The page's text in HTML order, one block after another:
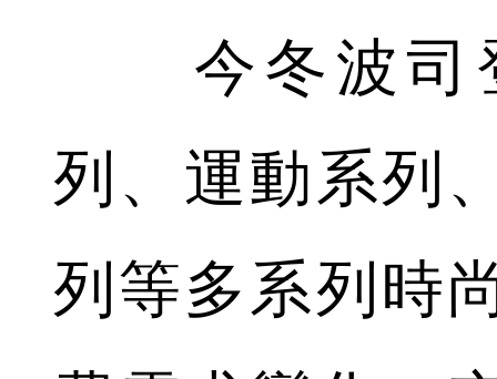
今冬波司
列、運動系列
列等多系列時